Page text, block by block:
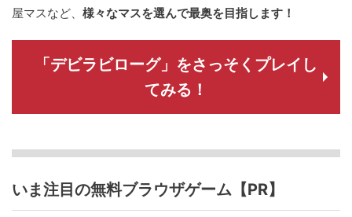
屋マスなど、 様々なマスを選んで最奥を目指します！
「デビラビローグ」をさっそくプレイし
てみる！
いま注目の無料ブラウザゲーム【PR】